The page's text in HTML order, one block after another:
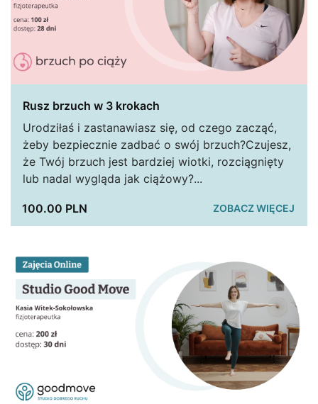
Rusz brzuch w 3 krokach
Urodziłaś i zastanawiasz się, od czego zacząć,
żeby bezpiecznie zadbać o swój brzuch?Czujesz,
że Twój brzuch jest bardziej wiotki, rozciągnięty
lub nadal wygląda jak ciążowy?...
100.00 PLN ZOBACZ WIĘCEJ